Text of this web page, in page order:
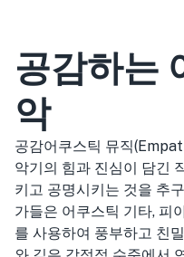
공감하는
악
공감어쿠스틱 뮤직
악기의 힘과 진심이 담긴
키고 공명시키는 것을 추
가들은 어쿠스틱 기타, 피
를 사용하여 풍부하고 친